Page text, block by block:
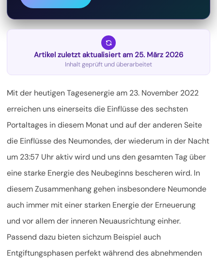
Artikel zuletzt aktualisiert am 25. März 2026
Inhalt geprüft und überarbeitet
Mit der heutigen Tagesenergie am 23. November 2022
erreichen uns einerseits die Einflüsse des sechsten
Portaltages in diesem Monat und auf der anderen Seite
die Einflüsse des Neumondes, der wiederum in der Nacht
um 23:57 Uhr aktiv wird und uns den gesamten Tag über
eine starke Energie des Neubeginns bescheren wird. In
diesem Zusammenhang gehen insbesondere Neumonde
auch immer mit einer starken Energie der Erneuerung
und vor allem der inneren Neuausrichtung einher.
Passend dazu bieten sichzum Beispiel auch
Entgiftungsphasen perfekt während des abnehmenden